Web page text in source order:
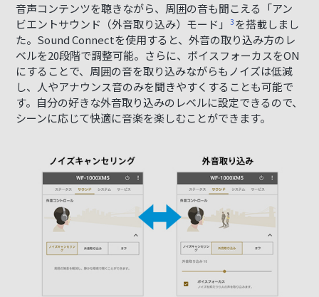
音声コンテンツを聴きながら、周囲の音も聞こえる「アン
ビエントサウンド（外音取り込み）モード」
3 を搭載しまし
た。Sound Connectを使用すると、外音の取り込み方のレ
ベルを20段階で調整可能。さらに、ボイスフォーカスをON
にすることで、周囲の音を取り込みながらもノイズは低減
し、人やアナウンス音のみを聞きやすくすることも可能で
す。自分の好きな外音取り込みのレベルに設定できるので、
シーンに応じて快適に音楽を楽しむことができます。